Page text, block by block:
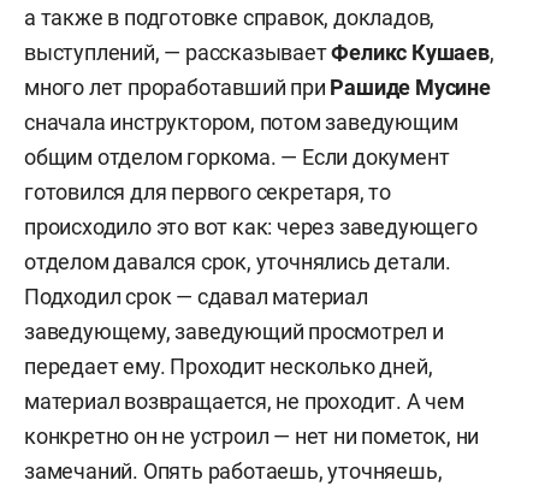
а также в подготовке справок, докладов,
выступлений, — рассказываетФеликс Кушаев,
много лет проработавший при Рашиде Мусине
сначала инструктором, потом заведующим
общим отделом горкома. — Если документ
готовился для первого секретаря, то
происходило это вот как: через заведующего
отделом давался срок, уточнялись детали.
Подходил срок — сдавал материал
заведующему, заведующий просмотрел и
передает ему. Проходит несколько дней,
материал возвращается, не проходит. А чем
конкретно он не устроил — нет ни пометок, ни
замечаний. Опять работаешь, уточняешь,